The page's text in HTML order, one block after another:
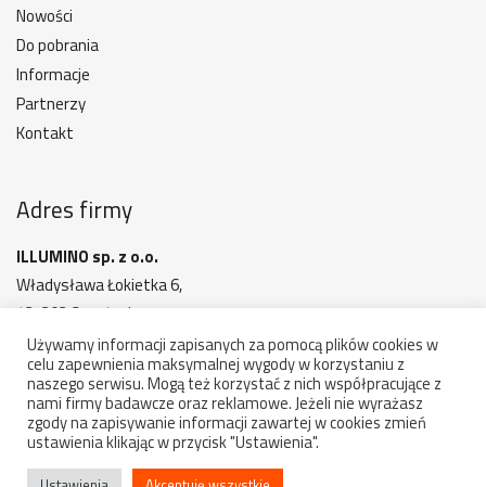
Nowości
Do pobrania
Informacje
Partnerzy
Kontakt
Adres firmy
ILLUMINO sp. z o.o.
Władysława Łokietka 6,
42-202 Częstochowa
MAPA DOJAZDU
Godziny otwarcia: 7:00 - 15:00
Copyright 2022-2026 illumino - komponenty, oświetlenie.
Wszelkie prawa zastrzeżone
Używamy informacji zapisanych za pomocą plików cookies w
celu zapewnienia maksymalnej wygody w korzystaniu z
naszego serwisu. Mogą też korzystać z nich współpracujące z
nami firmy badawcze oraz reklamowe. Jeżeli nie wyrażasz
zgody na zapisywanie informacji zawartej w cookies zmień
ustawienia klikając w przycisk "Ustawienia".